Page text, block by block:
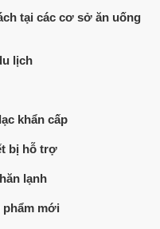
tại các cơ sở ăn uống
lịch
khẩn cấp
bị hỗ trợ
lạnh
mới